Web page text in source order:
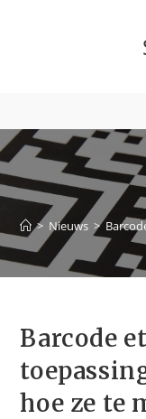
> Nieuws >
Barcode
hoe ze te